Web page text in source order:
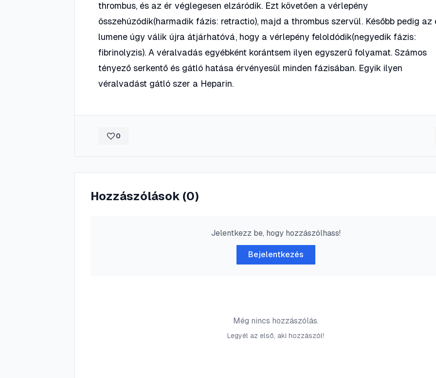
thrombus, és az ér véglegesen elzáródik. Ezt követően a vérlepény
összehúzódik(harmadik fázis: retractio), majd a thrombus szervül. Később pedig az
lumene úgy válik újra átjárhatóvá, hogy a vérlepény feloldódik(negyedik fázis:
fibrinolyzis). A véralvadás egyébként korántsem ilyen egyszerű folyamat. Számos
tényező serkentő és gátló hatása érvényesül minden fázisában. Egyik ilyen
véralvadást gátló szer a Heparin.
0
Hozzászólások (0)
Jelentkezz be, hogy hozzászólhass!
Bejelentkezés
Még nincs hozzászólás.
Legyél az első, aki hozzászól!